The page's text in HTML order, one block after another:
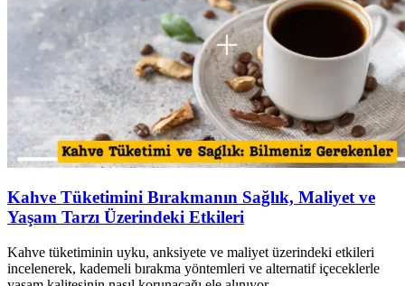
Kahve Tüketimini Bırakmanın Sağlık, Maliyet ve
Yaşam Tarzı Üzerindeki Etkileri
Kahve tüketiminin uyku, anksiyete ve maliyet üzerindeki etkileri
incelenerek, kademeli bırakma yöntemleri ve alternatif içeceklerle